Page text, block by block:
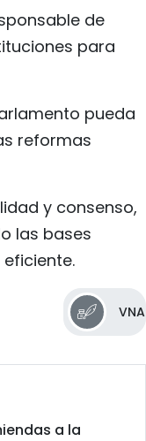
de
para
pueda
reformas
y consenso,
las bases
VNA
a la